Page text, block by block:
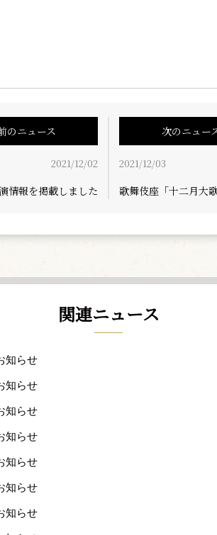
のニュース
2021/12/02
情報を掲載しました
次のニュー
2021/12/03
歌舞伎座「十二月大
関連ニュース
知らせ
知らせ
知らせ
知らせ
知らせ
知らせ
知らせ